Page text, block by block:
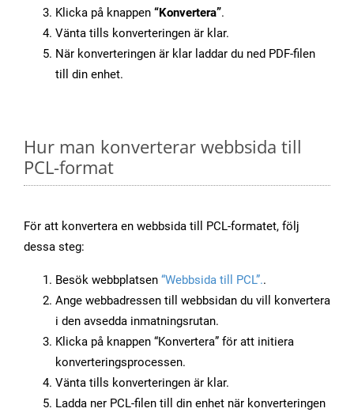
Klicka på knappen “Konvertera”.
Vänta tills konverteringen är klar.
När konverteringen är klar laddar du ned PDF-filen
till din enhet.
Hur man konverterar webbsida till
PCL-format
För att konvertera en webbsida till PCL-formatet, följ
dessa steg:
Besök webbplatsen “Webbsida till PCL”..
Ange webbadressen till webbsidan du vill konvertera
i den avsedda inmatningsrutan.
Klicka på knappen “Konvertera” för att initiera
konverteringsprocessen.
Vänta tills konverteringen är klar.
Ladda ner PCL-filen till din enhet när konverteringen